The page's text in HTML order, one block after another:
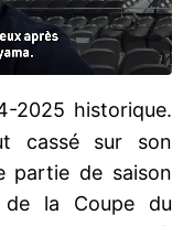
2025 historique.
cassé sur son
partie de saison
de la Coupe du